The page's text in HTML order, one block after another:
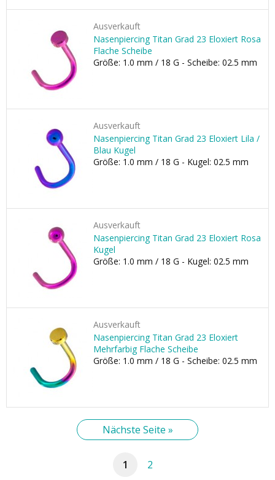
Ausverkauft
Nasenpiercing Titan Grad 23 Eloxiert Rosa
Flache Scheibe
Größe: 1.0 mm / 18 G - Scheibe: 02.5 mm
Ausverkauft
Nasenpiercing Titan Grad 23 Eloxiert Lila /
Blau Kugel
Größe: 1.0 mm / 18 G - Kugel: 02.5 mm
Ausverkauft
Nasenpiercing Titan Grad 23 Eloxiert Rosa
Kugel
Größe: 1.0 mm / 18 G - Kugel: 02.5 mm
Ausverkauft
Nasenpiercing Titan Grad 23 Eloxiert
Mehrfarbig Flache Scheibe
Größe: 1.0 mm / 18 G - Scheibe: 02.5 mm
Nächste Seite »
1 2